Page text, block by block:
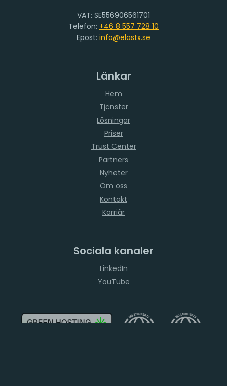
VAT: SE556906561701
Telefon: +46 8 557 728 10
Epost: info@elastx.se
Länkar
Hem
Tjänster
Lösningar
Priser
Trust Center
Partners
Nyheter
Om oss
Kontakt
Karriär
Sociala kanaler
LinkedIn
YouTube